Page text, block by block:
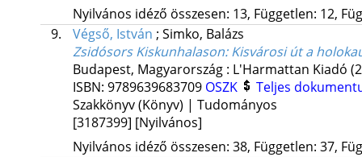
Nyilvános idéző összesen: 13, Független: 12,
9.
Végső, István ; Simko, Balázs
Zsidósors Kiskunhalason: Kisvárosi út a
Budapest, Magyarország : L'Harmattan Kiadó
ISBN: 9789639683709 OSZK
Teljes
Szakkönyv (Könyv) | Tudományos
[3187399] [Nyilvános]
Nyilvános idéző összesen: 38, Független: 37,